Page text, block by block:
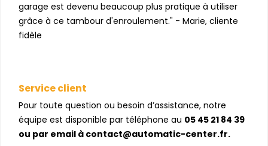
garage est devenu beaucoup plus pratique à utiliser
grâce à ce tambour d'enroulement." - Marie, cliente
fidèle
Service client
Pour toute question ou besoin d’assistance, notre
équipe est disponible par téléphone au 05 45 21 84 39
ou par email à contact@automatic-center.fr.